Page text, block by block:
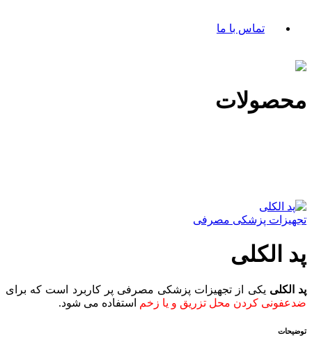
تماس با ما
محصولات
تجهیزات پزشکی مصرفی
پد الکلی
پد الکلی یکی از تجهیزات پزشکی مصرفی پر کاربرد است که برای
ضدعفونی کردن محل تزریق و یا زخم
استفاده می شود.
توضیحات